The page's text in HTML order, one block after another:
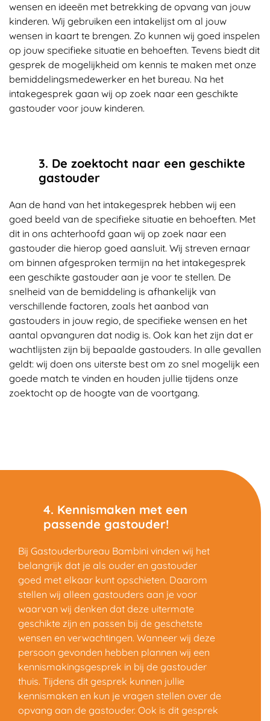
wensen en ideeën met betrekking de opvang van jouw
kinderen. Wij gebruiken een intakelijst om al jouw
wensen in kaart te brengen. Zo kunnen wij goed inspelen
op jouw specifieke situatie en behoeften. Tevens biedt dit
gesprek de mogelijkheid om kennis te maken met onze
bemiddelingsmedewerker en het bureau. Na het
intakegesprek gaan wij op zoek naar een geschikte
gastouder voor jouw kinderen.
3. De zoektocht naar een geschikte
gastouder
Aan de hand van het intakegesprek hebben wij een
goed beeld van de specifieke situatie en behoeften. Met
dit in ons achterhoofd gaan wij op zoek naar een
gastouder die hierop goed aansluit. Wij streven ernaar
om binnen afgesproken termijn na het intakegesprek
een geschikte gastouder aan je voor te stellen. De
snelheid van de bemiddeling is afhankelijk van
verschillende factoren, zoals het aanbod van
gastouders in jouw regio, de specifieke wensen en het
aantal opvanguren dat nodig is. Ook kan het zijn dat er
wachtlijsten zijn bij bepaalde gastouders. In alle gevallen
geldt: wij doen ons uiterste best om zo snel mogelijk een
goede match te vinden en houden jullie tijdens onze
zoektocht op de hoogte van de voortgang.
4. Kennismaken met een
passende gastouder!
Bij Gastouderbureau Bambini vinden wij het
belangrijk dat je als ouder en gastouder
goed met elkaar kunt opschieten. Daarom
stellen wij alleen gastouders aan je voor
waarvan wij denken dat deze uitermate
geschikte zijn en passen bij de geschetste
wensen en verwachtingen. Wanneer wij deze
persoon gevonden hebben plannen wij een
kennismakingsgesprek in bij de gastouder
thuis. Tijdens dit gesprek kunnen jullie
kennismaken en kun je vragen stellen over de
opvang aan de gastouder. Ook is dit gesprek